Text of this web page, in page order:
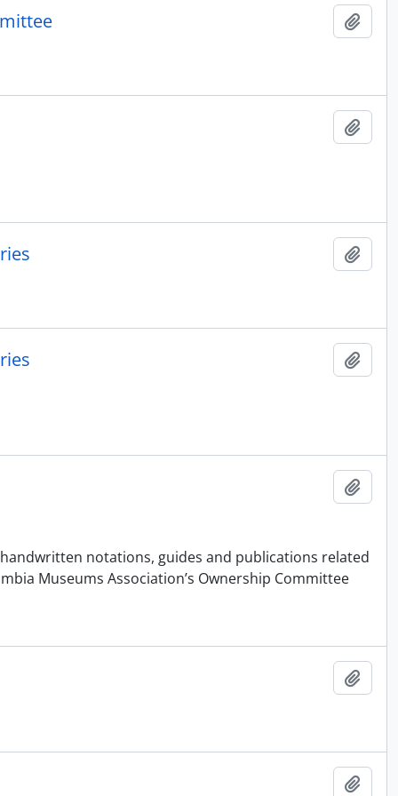
notations, guides and publications related
Museums Association’s Ownership Committee